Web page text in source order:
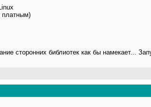
платным)
сторонних библиотек как бы намекает...